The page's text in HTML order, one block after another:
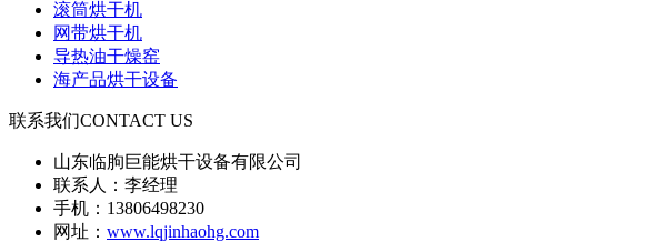
滚筒烘干机
网带烘干机
导热油干燥窑
海产品烘干设备
联系我们CONTACT US
山东临朐巨能烘干设备有限公司
联系人：李经理
手机：13806498230
网址： www.lqjinhaohg.com